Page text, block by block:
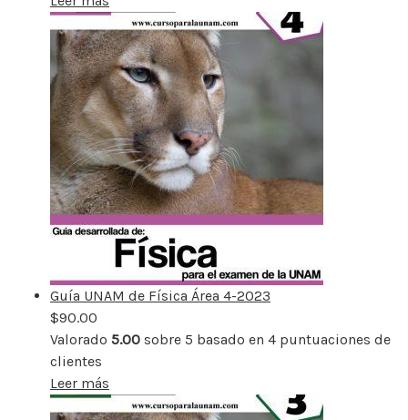
Guía UNAM de Física Área 4-2023
$90.00
Valorado 5.00 sobre 5 basado en 4 puntuaciones de
clientes
Leer más